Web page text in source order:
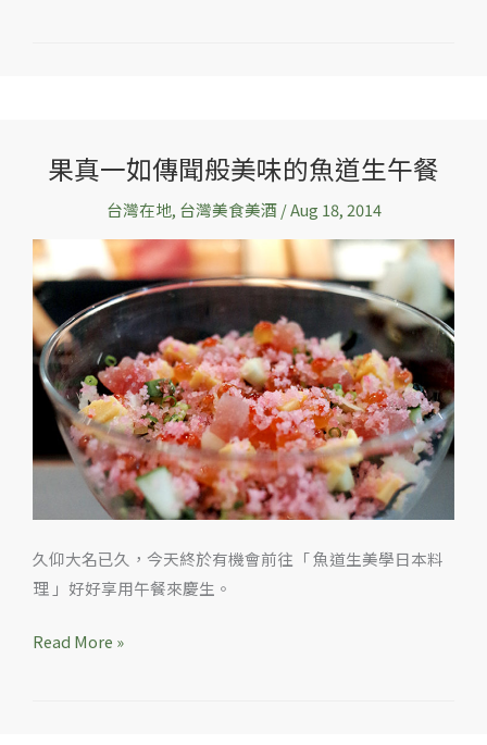
果真一如傳聞般美味的魚道生午餐
台灣在地, 台灣美食美酒/Aug 18, 2014
久仰大名已久，今天終於有機會前往「 魚道生美學日本料
理 」好好享用午餐來慶生。
如
傳
聞
般
美
味
魚
生
午
餐
Read More »